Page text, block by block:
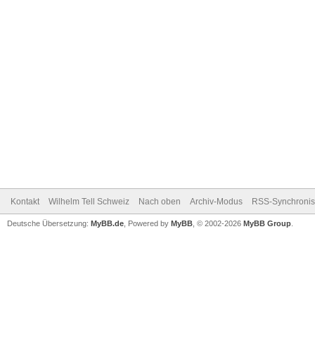
Kontakt Wilhelm Tell Schweiz Nach oben Archiv-Modus RSS-
Deutsche Übersetzung: MyBB.de , Powered by MyBB , © 2002-2026 MyBB Group